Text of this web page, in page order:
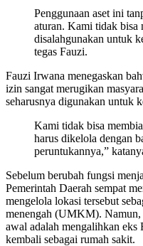
Penggunaan aset ini
aturan. Kami tidak bisa
disalahgunakan untuk
tegas Fauzi.
Fauzi Irwana menegaskan
izin sangat merugikan
seharusnya digunakan untuk
Kami tidak bisa
harus dikelola dengan
peruntukannya,”
Sebelum berubah fungsi
Pemerintah Daerah sempat
mengelola lokasi tersebut
menengah (UMKM). Namun,
awal adalah mengalihkan
kembali sebagai rumah sakit.